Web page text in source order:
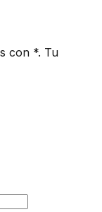
con *. Tu